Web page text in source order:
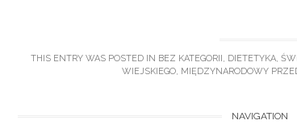
THIS ENTRY WAS POSTED IN BEZ KATEGORII DIETETYKA,
WIEJSKIEGO MIĘDZYNARODOWY
NAVIGATION